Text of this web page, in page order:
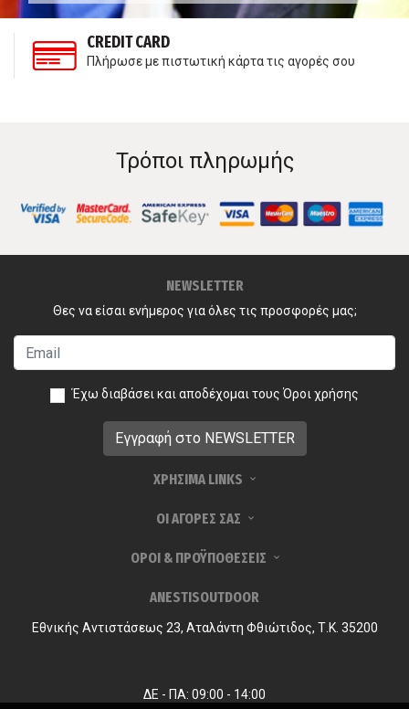
CREDIT CARD
Πλήρωσε με πιστωτική κάρτα τις αγορές σου
Τρόποι πληρωμής
NEWSLETTER
Θες να είσαι ενήμερος για όλες τις προσφορές μας;
Έχω διαβάσει και αποδέχομαι τους Όροι χρήσης
ΧΡΗΣΙΜΑ LINKS
ΟΙ ΑΓΟΡΕΣ ΣΑΣ
ΟΡΟΙ & ΠΡΟΫΠΟΘΕΣΕΙΣ
ANESTISOUTDOOR
Εθνικής Αντιστάσεως 23, Αταλάντη Φθιώτιδος, Τ.Κ. 35200
ΔΕ - ΠΑ: 09:00 - 14:00